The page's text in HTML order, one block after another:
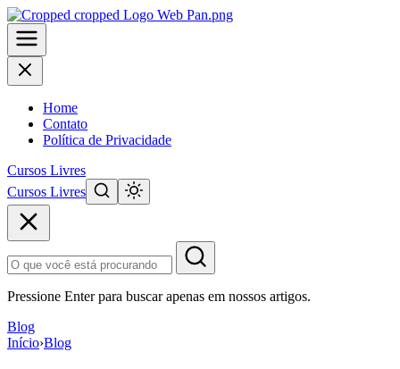
Home
Contato
Política de Privacidade
Cursos Livres
Cursos Livres
Pular
para
o
conteúdo
principal
Pressione Enter para buscar apenas em nossos artigos.
Blog
Início›Blog